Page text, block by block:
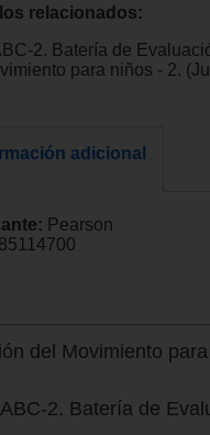
relacionados:
2. Batería de
para niños - 2.
adicional
Pearson
del Movimiento
2. Batería de